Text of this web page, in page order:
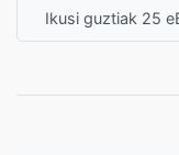
Ikusi guztiak 25